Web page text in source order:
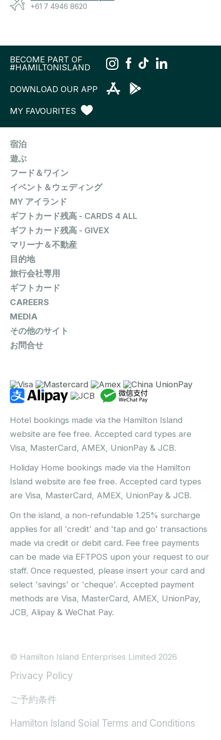
+61 7 4946 8620
BECOME PART OF
#HAMILTONISLAND
DOWNLOAD OUR APP
MY FAVOURITES
宿泊
遊ぶ
フード＆ワイン
イベント＆ウェディング
MY アイランド
ギフトカード残高 - CARDS 4 ALL
ギフトカード残高 - GIVEX
マリーナ＆不動産
目的地
旅行会社専用
ギフトカード
CAREERS
MEDIA
その他のサイト
お問合せ
Hotel bookings made via the Hamilton Island
website are fee free. Accepted card types are
Visa, MasterCard, AMEX, UnionPay & JCB.
Holiday Home bookings made via the Hamilton
Island website are fee free. Accepted card types
are Visa, MasterCard, AMEX, UnionPay & JCB.
On the island, a non-refundable 1.25% surcharge
applies for all 'credit' and 'tap and go' transactions
made via credit or debit card. Fee free payments
can be made via EFTPOS upon your request to our
staff. Once requested, please insert your card and
select 'savings' or 'cheque'. Accepted payment
methods are Visa, MasterCard, AMEX, UnionPay,
JCB, Alipay & WeChat Pay.
© Hamilton Island Enterprises Limited 2026
Privacy Policy
ご予約条件
Hamilton Island Soial Terms and Conditions